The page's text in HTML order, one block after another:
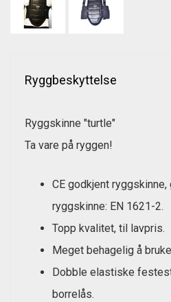
Ryggbeskyttelse
Ryggskinne "turtle"
Ta vare på ryggen!
CE godkjent
ryggskinne: EN 1621-2.
Topp kvalitet, til lavpris.
Meget behagelig å
Dobble elastiske
borrelås.